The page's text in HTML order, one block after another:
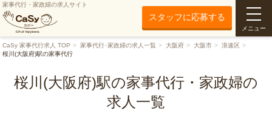
家事代行・家政婦の求人サイト
スタッフに応募する
メニュー
CaSy 家事代行求人 TOP 家事代行･家政婦の求人一覧 大阪府 大阪市
浪速区
桜川(大阪府)駅の家事代行
桜川(大阪府)駅の家事代行・家政婦の
求人一覧